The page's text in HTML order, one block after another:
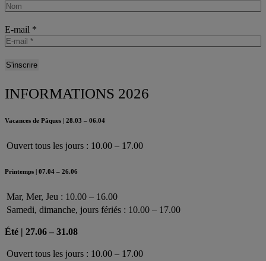
E-mail *
INFORMATIONS 2026
Vacances de Pâques | 28.03 – 06.04
Ouvert tous les jours : 10.00 – 17.00
Printemps | 07.04 – 26.06
Mar, Mer, Jeu : 10.00 – 16.00
Samedi, dimanche, jours fériés : 10.00 – 17.00
Été | 27.06 – 31.08
Ouvert tous les jours : 10.00 – 17.00